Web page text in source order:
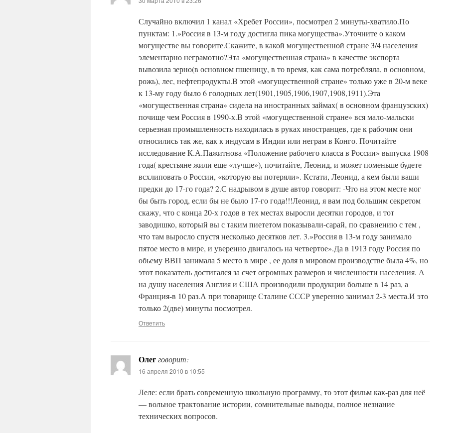
Случайно включил 1 канал «Хребет России», посмотрел 2 минуты-хватило.По
пунктам: 1.»Россия в 13-м году достигла пика могущества».Уточните о каком
могуществе вы говорите.Скажите, в какой могущественной стране 3/4 населения
элементарно неграмотно?Эта «могущественная страна» в качестве экспорта
вывозила зерно(в основном пшеницу, в то время, как сама потребляла, в основном,
рожь), лес, нефтепродукты.В этой «могущественной стране» только уже в 20-м веке
к 13-му году было 6 голодных лет(1901,1905,1906,1907,1908,1911).Эта
«могущественная страна» сидела на иностранных займах( в основном французских)
почище чем Россия в 1990-х.В этой «могущественной стране» вся мало-мальски
серьезная промышленность находилась в руках иностранцев, где к рабочим они
относились так же, как к индусам в Индии или неграм в Конго. Почитайте
исследование К.А.Пажитнова «Положение рабочего класса в России» выпуска 1908
года( крестьяне жили еще «лучше»), почитайте, Леонид, и может поменьше будете
всхлиповать о России, «которую вы потеряли». Кстати, Леонид, а кем были ваши
предки до 17-го года? 2.С надрывом в душе автор говорит: -Что на этом месте мог
бы быть город, если бы не было 17-го года!!!Леонид, я вам под большим секретом
скажу, что с конца 20-х годов в тех местах выросли десятки городов, и тот
заводишко, который вы с таким пиететом показывали-сарай, по сравнению с тем ,
что там выросло спустя несколько десятков лет. 3.»Россия в 13-м году занимало
пятое место в мире, и уверенно двигалось на четвертое».Да в 1913 году Россия по
обьему ВВП занимала 5 место в мире , ее доля в мировом производстве была 4%, но
этот показатель достигался за счет огромных размеров и численности населения. А
на душу населения Англия и США производили продукции больше в 14 раз, а
Франция-в 10 раз.А при товарище Сталине СССР уверенно занимал 2-3 места.И это
только 2(две) минуты посмотрел.
Ответить
Олегговорит:
16 апреля 2010 в 10:55
Леле: если брать современную школьную программу, то этот фильм как-раз для неё
— вольное трактование истории, сомнительные выводы, полное незнание
технических вопросов.